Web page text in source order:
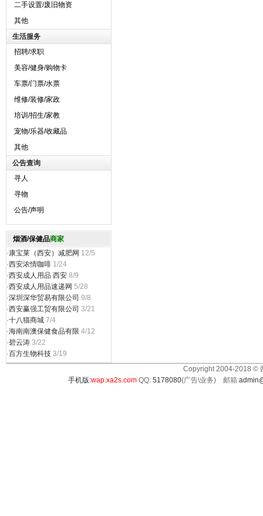
二手设置/废旧物资
其他
生活服务
招聘/求职
美容/健身/购物卡
车票/门票/水票
维修/装修/家政
培训/招生/家教
宠物/乐器/收藏品
其他
公告查询
寻人
寻物
公告/声明
烟酒/保健品商家
·康宝莱（西安）减肥网 12/5
·西安浓情咖啡 1/24
·西安成人用品 西安 8/9
·西安成人用品速递网 5/28
·深圳深华贸易有限公司 9/8
·西安赢强工贸有限公司 3/21
·十八猫商城 7/4
·海南南澳保健食品有限 4/12
·碧云涛 3/22
·百方生物科技 3/19
Copyright 2004-2018 ©
手机版:wap.xa2s.comQQ:5178080(广告\业务) 邮箱: